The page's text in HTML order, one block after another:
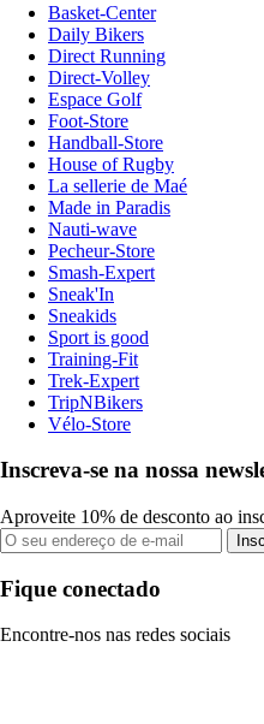
Basket-Center
Daily Bikers
Direct Running
Direct-Volley
Espace Golf
Foot-Store
Handball-Store
House of Rugby
La sellerie de Maé
Made in Paradis
Nauti-wave
Pecheur-Store
Smash-Expert
Sneak'In
Sneakids
Sport is good
Training-Fit
Trek-Expert
TripNBikers
Vélo-Store
Inscreva-se na nossa
Aproveite 10% de desconto ao
Fique conectado
Encontre-nos nas redes sociais